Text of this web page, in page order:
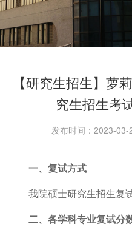
【研究生招生】萝
究生招生考
发布时间：2023-
一、复试方式
我院硕士研究生招生复
二、各学科专业复试分